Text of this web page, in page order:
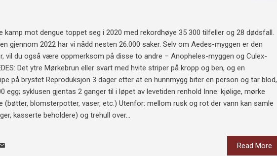
kamp mot dengue toppet seg i 2020 med rekordhøye 35 300 tilfeller og 28 dødsfall.
gjennom 2022 har vi nådd nesten 26.000 saker. Selv om Aedes-myggen er den
vil du også være oppmerksom på disse to andre – Anopheles-myggen og Culex-
Det ytre Mørkebrun eller svart med hvite striper på kropp og ben, og en
på brystet Reproduksjon 3 dager etter at en hunnmygg biter en person og tar blod,
egg; syklusen gjentas 2 ganger til i løpet av levetiden renhold Inne: kjølige, mørke
(bøtter, blomsterpotter, vaser, etc.) Utenfor: mellom rusk og rot der vann kan samle
kasserte beholdere) og trehull over...
Read More